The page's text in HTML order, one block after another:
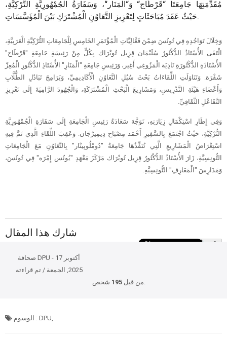
مُقَدِّمَتِهَا جَامِعَتَا “قَرْطَاج“ وَ“الْمَنَار“، وَسَفَارَةُ الْجُمْهُورِيَّةِ التُّرْكِيَّةِ،
حَيْثُ عَقَدَ مُبَاحَثَاتٍ لِتَعْزِيزِ التَّعَاوُنِ الْمُشْتَرَكِ بَيْنَ الْمُؤَسَّسَاتِ.
وَخِلَالَ تَوَاجُدِهِ فِي تُونُسَ ضِمْنَ فَعَّالِيَّاتِ الْمُؤْتَمَرِ الخَامِسِ لِلْجَامِعَاتِ التُّرْكِيَّةِ الْعَرَبِيَّةِ،
الْتَقَى الأُسْتَاذُ الدُّكْتُورُ سُلَيْمَان قِزِيل تُوبْرَاك بِكُلٍّ مِنْ رَئِيسَةِ جَامِعَةِ "قَرْطَاج"
الأُسْتَاذَةِ الدُّكْتُورَةِ نَادِيَة الْمَزُوغِي أَغِير، وَرَئِيسِ جَامِعَةِ "الْمَنَارِ" الأُسْتَاذِ الدُّكْتُورِ الْمُعِزّ
شَفْرَة. وَتَنَاوَلَتِ اللِّقَاءَاتُ بَحْثَ سُبُلِ التَّعَاوُنِ الْأَكَادِيمِيِّ، وَبَرَامِجَ تَبَادُلِ الطُّلَّابِ
وَأَعْضَاءِ هَيْئَةِ التَّدْرِيسِ، وَمَشَارِيعَ الْبَحْثِ الْمُشْتَرَكَةِ، وَالْجُهُودَ الرَّامِيَةَ إِلَى تَعْزِيزِ
التَّفَاعُلِ الثَّقَافِيِّ.
وَفِي إِطَارِ اسْتِكْمَالِ زِيَارَتِهِ، تَوَجَّهَ سَعَادَةُ رَئِيسِ الْجَامِعَةِ إِلَى سَفَارَةِ الْجُمْهُورِيَّةِ
التُّرْكِيَّةِ، حَيْثُ اجْتَمَعَ بِالسَّفِيرِ أَحْمَد مِصْبَاح دِيمِيرْجَان. وَعَقِبَ اللِّقَاءِ الَّذِي تَمَّ فِيهِ
اسْتِعْرَاضُ الْمَشَارِيعِ الَّتِي تُنَفِّذُهَا جَامِعَةُ "دُومْلُوبِينْار" بِالتَّعَاوُنِ مَعَ الْجَامِعَاتِ
التُّونِسِيَّةِ، زَارَ الأُسْتَاذُ الدُّكْتُورُ قِزِيل تُوبْرَاك مَرْكَزَ مَعْهَدِ "يُونُس إِمْرَه" فِي تُونُسَ،
وَمَدَارِسَ "الْمَعَارِفِ" التُّونِسِيَّةِ.
شارك هذا المقال
x 0
صحافة DPU - 17 أكتوبر
2025, الجمعة / تم قراءته
من قبل195 شخص.
الوسوم : DPU,